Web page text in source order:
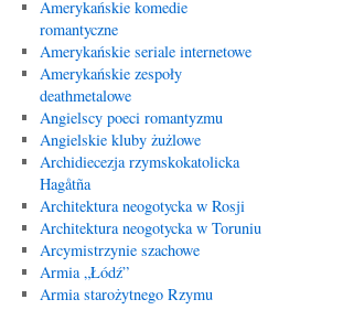
Amerykańskie komedie
romantyczne
Amerykańskie seriale internetowe
Amerykańskie zespoły
deathmetalowe
Angielscy poeci romantyzmu
Angielskie kluby żużlowe
Archidiecezja rzymskokatolicka
Hagåtña
Architektura neogotycka w Rosji
Architektura neogotycka w Toruniu
Arcymistrzynie szachowe
Armia „Łódź”
Armia starożytnego Rzymu